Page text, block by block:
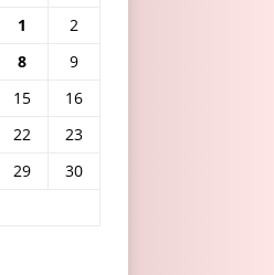
1
2
8
9
15
16
22
23
29
30